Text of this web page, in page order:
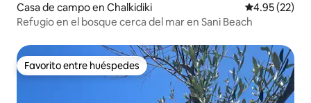
Casa de campo en Chalkidiki Calificación
4.95 (22)
Refugio en el bosque cerca del mar en Sani Beach
Favorito entre huéspedes
Favorito entre huéspedes